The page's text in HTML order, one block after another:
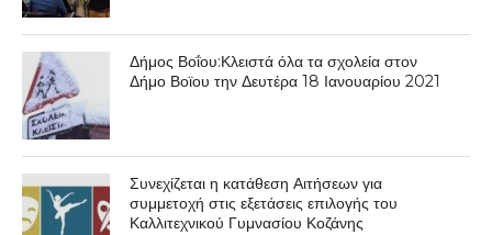
Δήμος Βοΐου:Κλειστά όλα τα σχολεία στον
Δήμο Βοϊου την Δευτέρα 18 Ιανουαρίου 2021
Συνεχίζεται η κατάθεση Αιτήσεων για
συμμετοχή στις εξετάσεις επιλογής του
Καλλιτεχνικού Γυμνασίου Κοζάνης